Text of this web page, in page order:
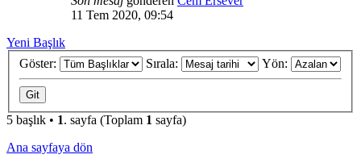
11 Tem 2020, 09:54
Yeni Başlık
Göster:
Sırala: Yön:
5 başlık • 1. sayfa (Toplam 1 sayfa)
Ana sayfaya dön